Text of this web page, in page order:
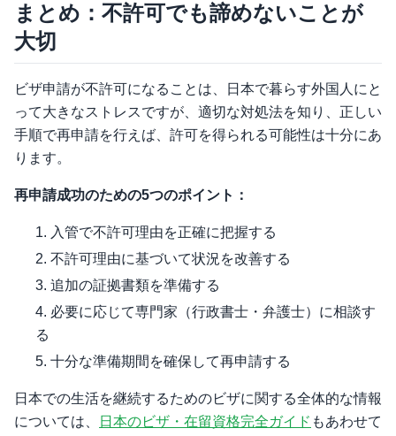
まとめ：不許可でも諦めないことが
大切
ビザ申請が不許可になることは、日本で暮らす外国人にと
って大きなストレスですが、適切な対処法を知り、正しい
手順で再申請を行えば、許可を得られる可能性は十分にあ
ります。
再申請成功のための5つのポイント：
入管で不許可理由を正確に把握する
不許可理由に基づいて状況を改善する
追加の証拠書類を準備する
必要に応じて専門家（行政書士・弁護士）に相談す
る
十分な準備期間を確保して再申請する
日本での生活を継続するためのビザに関する全体的な情報
については、
日本のビザ・在留資格完全ガイド もあわせて